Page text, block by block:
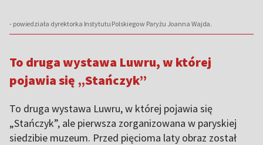
- powiedziała dyrektorka Instytutu Polskiego w Paryżu Joanna Wajda.
To druga wystawa Luwru, w której
pojawia się „Stańczyk”
To druga wystawa Luwru, w której pojawia się
„Stańczyk”, ale pierwsza zorganizowana w paryskiej
siedzibie muzeum. Przed pięcioma laty obraz został